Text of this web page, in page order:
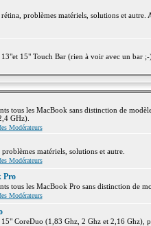
problèmes matériels, solutions et
15" Touch Bar (rien à voir avec un bar
tous les MacBook sans distinction de
GHz).
Modérateurs
matériels, solutions et autre.
Modérateurs
Pro
tous les MacBook Pro sans distinction de
Modérateurs
CoreDuo (1,83 Ghz, 2 Ghz et 2,16 Ghz),